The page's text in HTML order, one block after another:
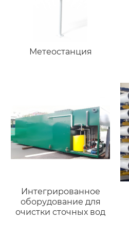
Метеостанция
Интегрированное
оборудование для
очистки сточных вод